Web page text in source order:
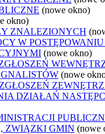
(nowe okno)
okno)
ZNALEZIONYCH
W
(nowe okno)
(nowe
DZIAŁAŃ
ZWIĄZKI GMIN (nowe